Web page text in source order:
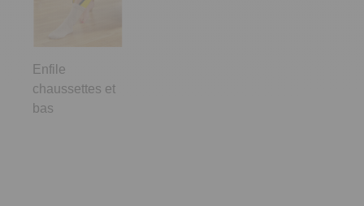
Enfile
chaussettes et
bas